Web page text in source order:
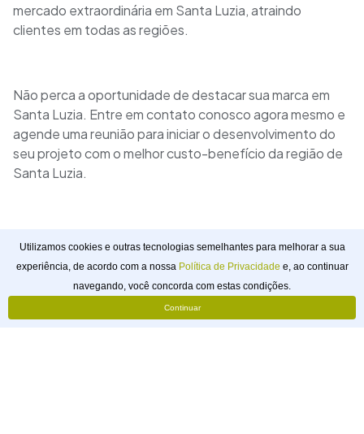
Solicitar
Orçamento
mercado extraordinária em Santa Luzia, atraindo
clientes em todas as regiões.
Não perca a oportunidade de destacar sua marca em
Santa Luzia. Entre em contato conosco agora mesmo e
agende uma reunião para iniciar o desenvolvimento do
seu projeto com o melhor custo-benefício da região de
Santa Luzia.
Utilizamos cookies e outras tecnologias semelhantes para melhorar a sua
experiência, de acordo com a nossa Política de Privacidade e, ao continuar
navegando, você concorda com estas condições.
Continuar